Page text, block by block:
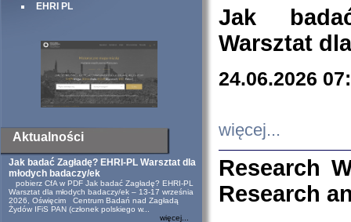
EHRI PL
Aktualności
Jak badać Zagładę? EHRI-PL Warsztat dla
młodych badaczy/ek
pobierz CfA w PDF Jak badać Zagładę? EHRI-PL
Warsztat dla młodych badaczy/ek – 13-17 września
2026, Oświęcim Centrum Badań nad Zagładą
Żydów IFiS PAN (członek polskiego w...
więcej...
Jak
Warsztat
24.06.2026
więcej...
Research
Research